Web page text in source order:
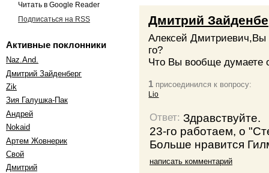
Читать в Google Reader
Подписаться на RSS
Активные поклонники
Naz.And.
Дмитрий Зайденберг
Zik
Зия Галушка-Пак
Андрей
Nokaid
Артем Жовнерик
Свой
Дмитрий
Дмитрий
Алексей Дмитриевич,Вы
го?
Что Вы вообще думаете
1 присоединился к вопросу:
Lio
Ответ:Здравствуйте.
23-го работаем, о
Больше нравится
написать комментарий